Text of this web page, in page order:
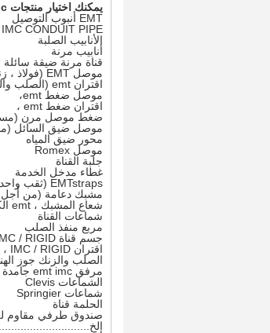
يمكنك اختيار منتجات RanLic الأخرى الخاصة بـ Conduit التالية:
EMT أنبوب التوصيل
IMC CONDUIT PIPE
الأنابيب الصلبة
أنابيب مرنة
قناة مرنة ضيقة سائلة
موصل EMT (فولاذ ، زنك) ،
اقتران emt (الصلب والزنك) ،
موصل ضغط emt،
اقتران ضغط emt ،
ضغط موصل مرن
موصل ضيق السائل
محور ضيق المياه
موصل Romex
جلبة القناة
غطاء مدخل الخدمة
EMTstraps (ثقب واحد وثقبين)
مشبك دعامة (من أجل EMT IMC والصلب)
شعاع المشبك ، emt الكوع
شماعات القناة
مربع منفذ الصلب
جسم قناة EMT / IMC / RIGID
اقتران IMC / RIGID ،
الصلب والزنك جوز
مرفق emt imc جامدة
الشماعات Clevis
شماعات Springier
الحلمة قناة
صندوق طرفي مقاوم